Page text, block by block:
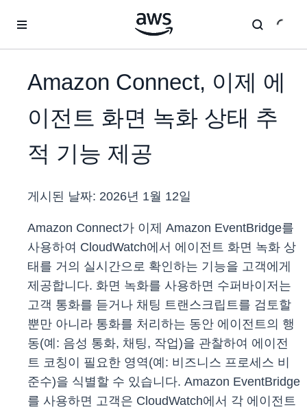
Amazon Connect, 이제 에
이전트 화면 녹화 상태 추
적 기능 제공
게시된 날짜: 2026년 1월 12일
Amazon Connect가 이제 Amazon EventBridge를
사용하여 CloudWatch에서 에이전트 화면 녹화 상
태를 거의 실시간으로 확인하는 기능을 고객에게
제공합니다. 화면 녹화를 사용하면 수퍼바이저는
고객 통화를 듣거나 채팅 트랜스크립트를 검토할
뿐만 아니라 통화를 처리하는 동안 에이전트의 행
동(예: 음성 통화, 채팅, 작업)을 관찰하여 에이전
트 코칭이 필요한 영역(예: 비즈니스 프로세스 비
준수)을 식별할 수 있습니다. Amazon EventBridge
를 사용하면 고객은 CloudWatch에서 각 에이전트